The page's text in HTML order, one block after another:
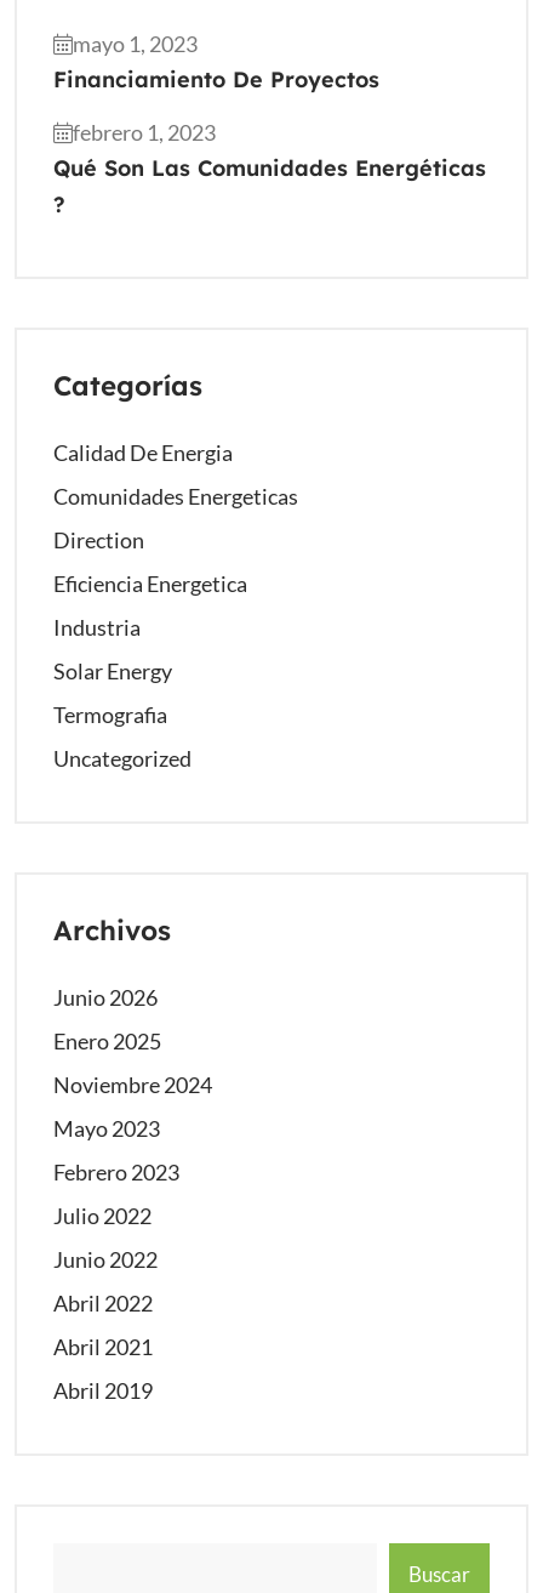
mayo 1, 2023
Financiamiento De Proyectos
febrero 1, 2023
Qué Son Las Comunidades Energéticas
?
Categorías
Calidad De Energia
Comunidades Energeticas
Direction
Eficiencia Energetica
Industria
Solar Energy
Termografia
Uncategorized
Archivos
Junio 2026
Enero 2025
Noviembre 2024
Mayo 2023
Febrero 2023
Julio 2022
Junio 2022
Abril 2022
Abril 2021
Abril 2019
Buscar